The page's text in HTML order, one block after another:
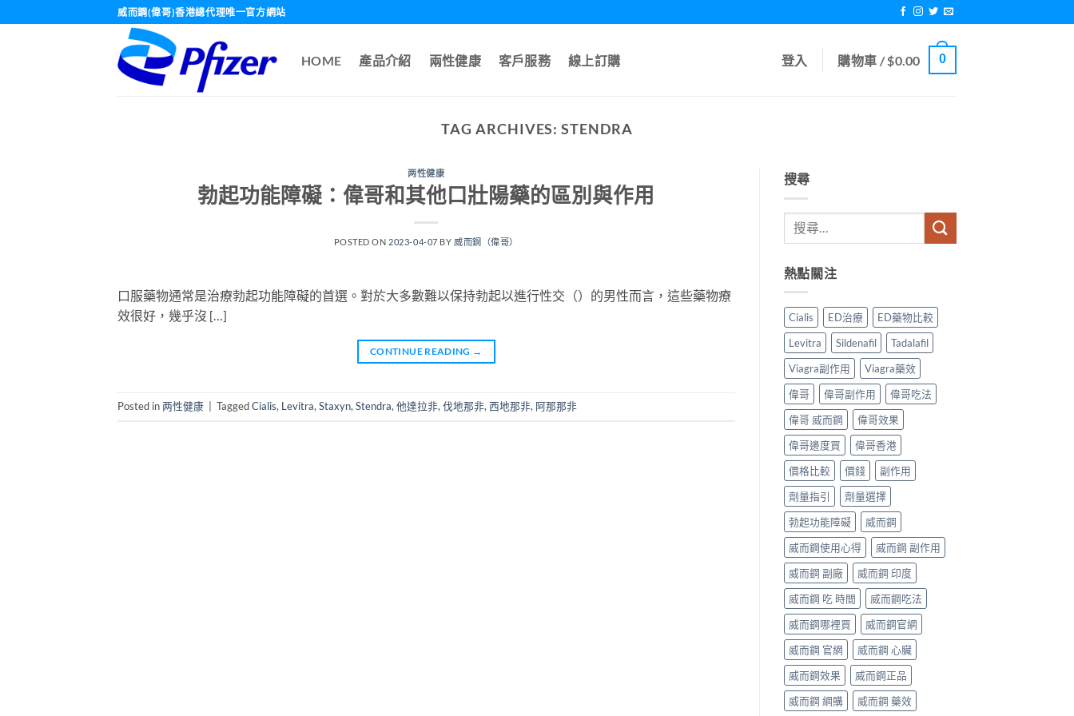
to
威而鋼(偉哥)香港總代理唯一官方網站
HOME 產品介紹 兩性健康 客戶服務 線上訂購 登入 購物車 /$0.00 0
TAG ARCHIVES:STENDRA
两性健康
勃起功能障礙：偉哥和其他口壯陽藥的區別與作用
POSTED ON 2023-04-07 BY 威而鋼（偉哥）
口服藥物通常是治療勃起功能障礙的首選。對於大多數難以保持勃起以進行性交（）的男性而言，這些藥物療
效很好，幾乎沒 […]
CONTINUE READING →
Posted in两性健康 TaggedCialis, Levitra, Staxyn, Stendra, 他達拉非, 伐地那非, 西地那非, 阿那那非
搜尋
熱點關注
Cialis ED治療
ED藥物比較
Levitra
Sildenafil
Tadalafil
Viagra副作用
Viagra藥效
偉哥
偉哥副作用
偉哥吃法
偉哥 威而鋼
偉哥效果
偉哥邊度買
偉哥香港
價格比較
價錢
副作用
劑量指引
劑量選擇
勃起功能障礙
威而鋼
威而鋼使用心得
威而鋼 副作用
威而鋼 副廠
威而鋼 印度
威而鋼 吃 時間
威而鋼吃法
威而鋼哪裡買
威而鋼官網
威而鋼 官網
威而鋼 心臟
威而鋼效果
威而鋼正品
威而鋼 網購
威而鋼 藥效